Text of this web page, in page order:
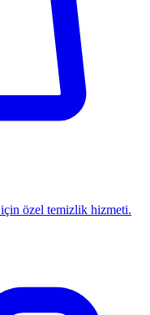
için özel temizlik hizmeti.